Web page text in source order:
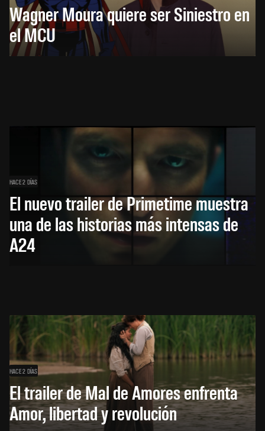
Wagner Moura quiere ser Siniestro en
el MCU
HACE 2 DÍAS
El nuevo trailer de Primetime muestra
una de las historias más intensas de
A24
HACE 2 DÍAS
El trailer de Mal de Amores enfrenta
Amor, libertad y revolución